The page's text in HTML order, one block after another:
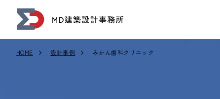
HOME 設計事例 みかん歯科クリニック